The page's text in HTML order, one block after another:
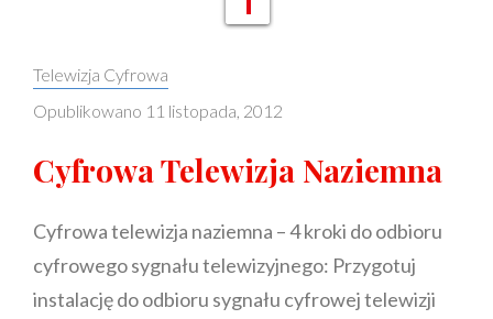
Categories:
Telewizja Cyfrowa
Opublikowano 11 listopada, 2012
Cyfrowa Telewizja Naziemna
Cyfrowa telewizja naziemna – 4 kroki do odbioru
cyfrowego sygnału telewizyjnego: Przygotuj
instalację do odbioru sygnału cyfrowej telewizji